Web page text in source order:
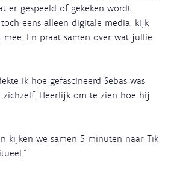
er gespeeld of gekeken wordt.
eens alleen digitale media, kijk
En praat samen over wat jullie
ik hoe gefascineerd Sebas was
Heerlijk om te zien hoe hij
kijken we samen 5 minuten naar Tik